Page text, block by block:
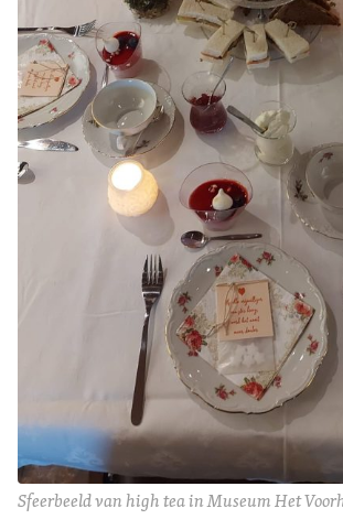
Sfeerbeeld van high tea in Museum Het